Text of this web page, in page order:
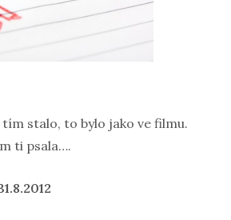
tím stalo, to bylo jako ve filmu.
ti psala….